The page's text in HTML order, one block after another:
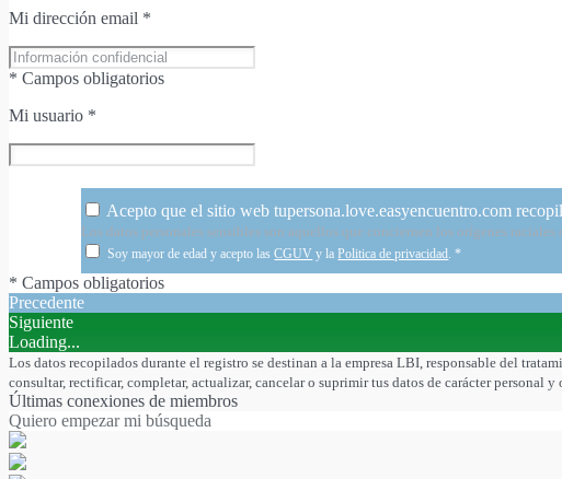
Mi dirección email *
* Campos obligatorios
Mi usuario *
Acepto que el sitio web tupersona.love.easyencuentro.com
Los datos personales sensibles son aquellos que conciernen los orígenes
Soy mayor de edad y acepto lasCGUV y laPolitica de privacidad .*
* Campos obligatorios
Precedente
Siguiente
Loading...
Los datos recopilados durante el registro se destinan a la empresa LBI, responsable del
consultar, rectificar, completar, actualizar, cancelar o suprimir tus datos de carácter
Últimas conexiones de miembros
Quiero empezar mi búsqueda